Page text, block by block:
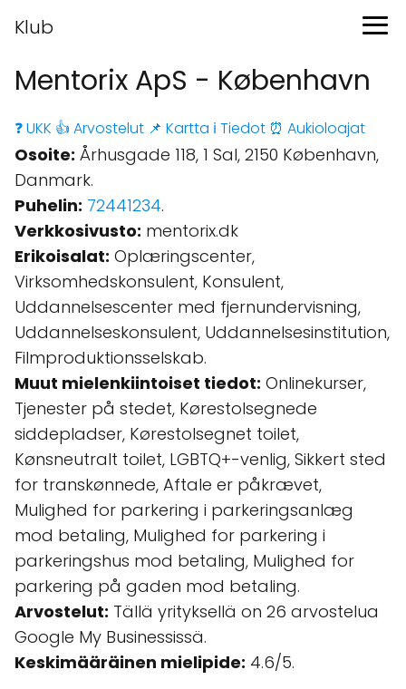
Klub
Mentorix ApS - København
❓ UKK 👍 Arvostelut 📌 Kartta ℹ️ Tiedot ⏰ Aukioloajat
Osoite: Århusgade 118, 1 Sal, 2150 København,
Danmark.
Puhelin: 72441234.
Verkkosivusto: mentorix.dk
Erikoisalat: Oplæringscenter,
Virksomhedskonsulent, Konsulent,
Uddannelsescenter med fjernundervisning,
Uddannelseskonsulent, Uddannelsesinstitution,
Filmproduktionsselskab.
Muut mielenkiintoiset tiedot: Onlinekurser,
Tjenester på stedet, Kørestolsegnede
siddepladser, Kørestolsegnet toilet,
Kønsneutralt toilet, LGBTQ+-venlig, Sikkert sted
for transkønnede, Aftale er påkrævet,
Mulighed for parkering i parkeringsanlæg
mod betaling, Mulighed for parkering i
parkeringshus mod betaling, Mulighed for
parkering på gaden mod betaling.
Arvostelut: Tällä yrityksellä on 26 arvostelua
Google My Businessissä.
Keskimääräinen mielipide: 4.6/5.